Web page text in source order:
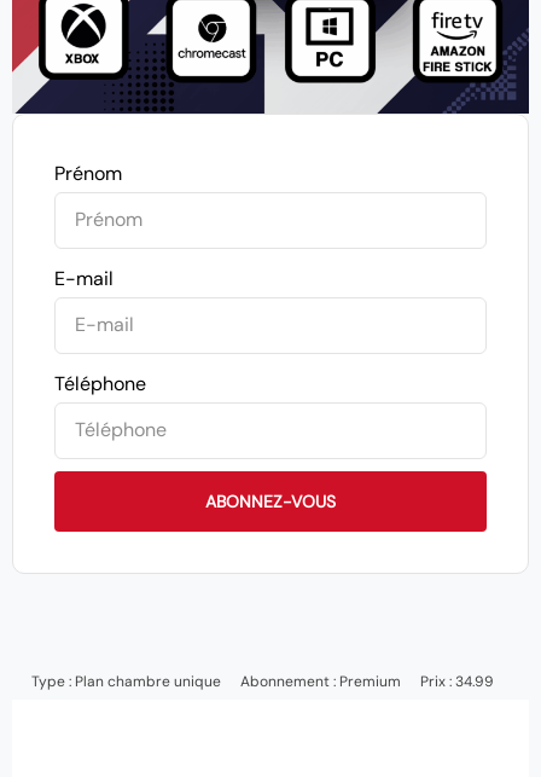
Prénom
E-mail
Téléphone
ABONNEZ-VOUS
Type : Plan chambre unique Abonnement : Premium Prix : 34.99